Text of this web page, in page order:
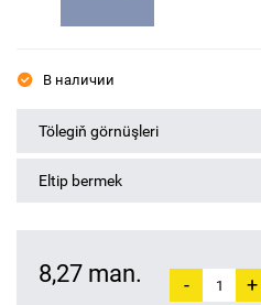
В наличии
Tölegiň görnüşleri
Eltip bermek
8,27 man. - +